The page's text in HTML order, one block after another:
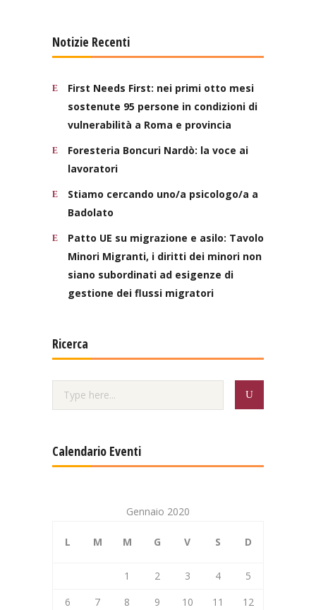
Notizie Recenti
First Needs First: nei primi otto mesi
sostenute 95 persone in condizioni di
vulnerabilità a Roma e provincia
Foresteria Boncuri Nardò: la voce ai
lavoratori
Stiamo cercando uno/a psicologo/a a
Badolato
Patto UE su migrazione e asilo: Tavolo
Minori Migranti, i diritti dei minori non
siano subordinati ad esigenze di
gestione dei flussi migratori
Ricerca
Calendario Eventi
Gennaio 2020
L M M G V S D
1 2 3 4
5
6
7 8 9 10 11
12